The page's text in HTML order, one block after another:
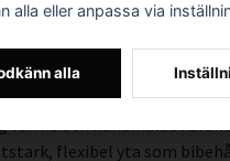
mycket god
som håller över tid.
och handmålad
flexibel yta som
alla eller anpassa via
alla